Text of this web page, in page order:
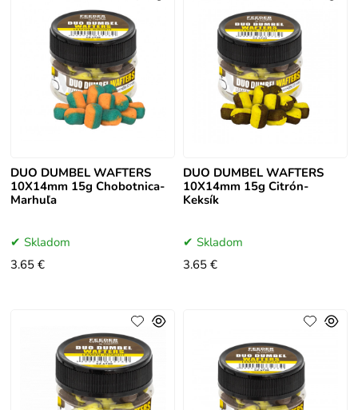
DUO DUMBEL WAFTERS
10X14mm 15g Chobotnica-
Marhuľa
Skladom
3.65 €
DUO DUMBEL WAFTERS
10X14mm 15g Citrón-
Keksík
Skladom
3.65 €